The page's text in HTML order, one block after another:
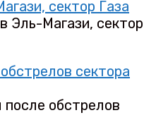
Эль-Магази, сектор
обстрелов